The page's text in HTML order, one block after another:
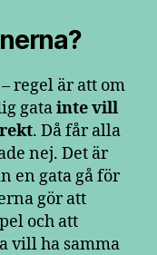
regel är att om
gatainte vill
. Då får alla
nej. Det är
en gata gå för
gör att
och att
vill ha samma